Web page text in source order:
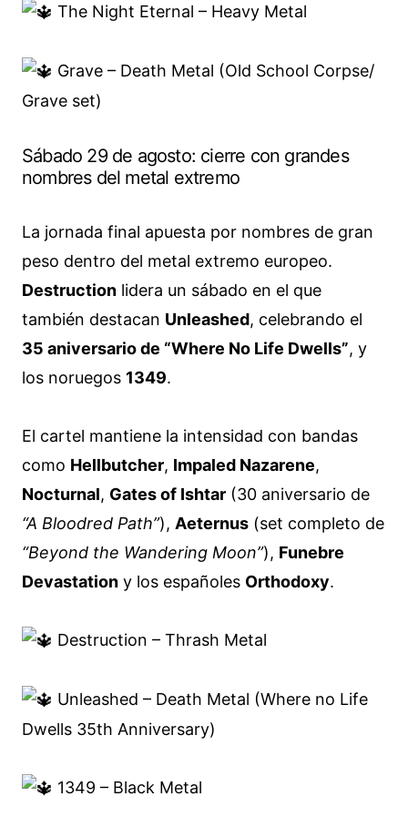
The Night Eternal – Heavy Metal
Grave – Death Metal (Old School Corpse/
Grave set)
Sábado 29 de agosto: cierre con grandes
nombres del metal extremo
La jornada final apuesta por nombres de gran
peso dentro del metal extremo europeo.
Destruction lidera un sábado en el que
también destacan Unleashed, celebrando el
35 aniversario de “Where No Life Dwells”, y
los noruegos 1349.
El cartel mantiene la intensidad con bandas
como Hellbutcher, Impaled Nazarene,
Nocturnal, Gates of Ishtar (30 aniversario de
“A Bloodred Path”), Aeternus (set completo de
“Beyond the Wandering Moon”), Funebre
Devastation y los españoles Orthodoxy.
Destruction – Thrash Metal
Unleashed – Death Metal (Where no Life
Dwells 35th Anniversary)
1349 – Black Metal